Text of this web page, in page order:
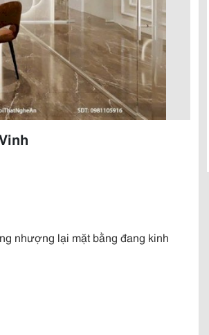
nhượng lại mặt bằng đang kinh